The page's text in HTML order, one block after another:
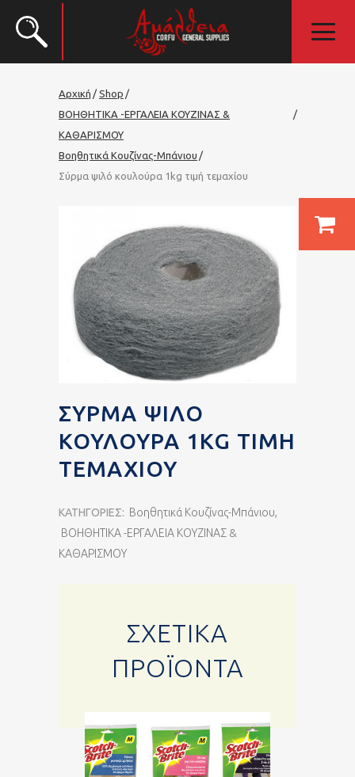
Αρχική
Shop
ΒΟΗΘΗΤΙΚΑ -ΕΡΓΑΛΕΙΑ ΚΟΥΖΙΝΑΣ &
ΚΑΘΑΡΙΣΜΟΥ
Βοηθητικά Κουζίνας-Μπάνιου
Σύρμα ψιλό κουλούρα 1kg τιμή τεμαχίου
ΣΎΡΜΑ ΨΙΛΌ
ΚΟΥΛΟΎΡΑ 1KG ΤΙΜΉ
ΤΕΜΑΧΊΟΥ
ΚΑΤΗΓΟΡΊΕΣ: Βοηθητικά Κουζίνας-Μπάνιου,
ΒΟΗΘΗΤΙΚΑ -ΕΡΓΑΛΕΙΑ ΚΟΥΖΙΝΑΣ &
ΚΑΘΑΡΙΣΜΟΥ
ΣΧΕΤΙΚΆ
ΠΡΟΪΌΝΤΑ